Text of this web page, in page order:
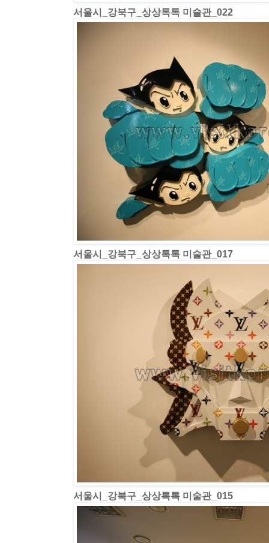
서울시_강북구_상상톡톡 미술관_022
서울시_강북구_상상톡톡 미술관_017
서울시_강북구_상상톡톡 미술관_015